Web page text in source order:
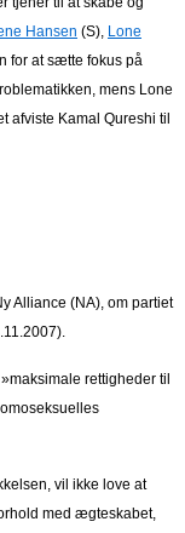
Hansen (S), Lone
for at sætte fokus på
mens Lone
afviste Kamal Qureshi til
Alliance (NA), om partiet
rettigheder til
vil ikke love at
med ægteskabet,